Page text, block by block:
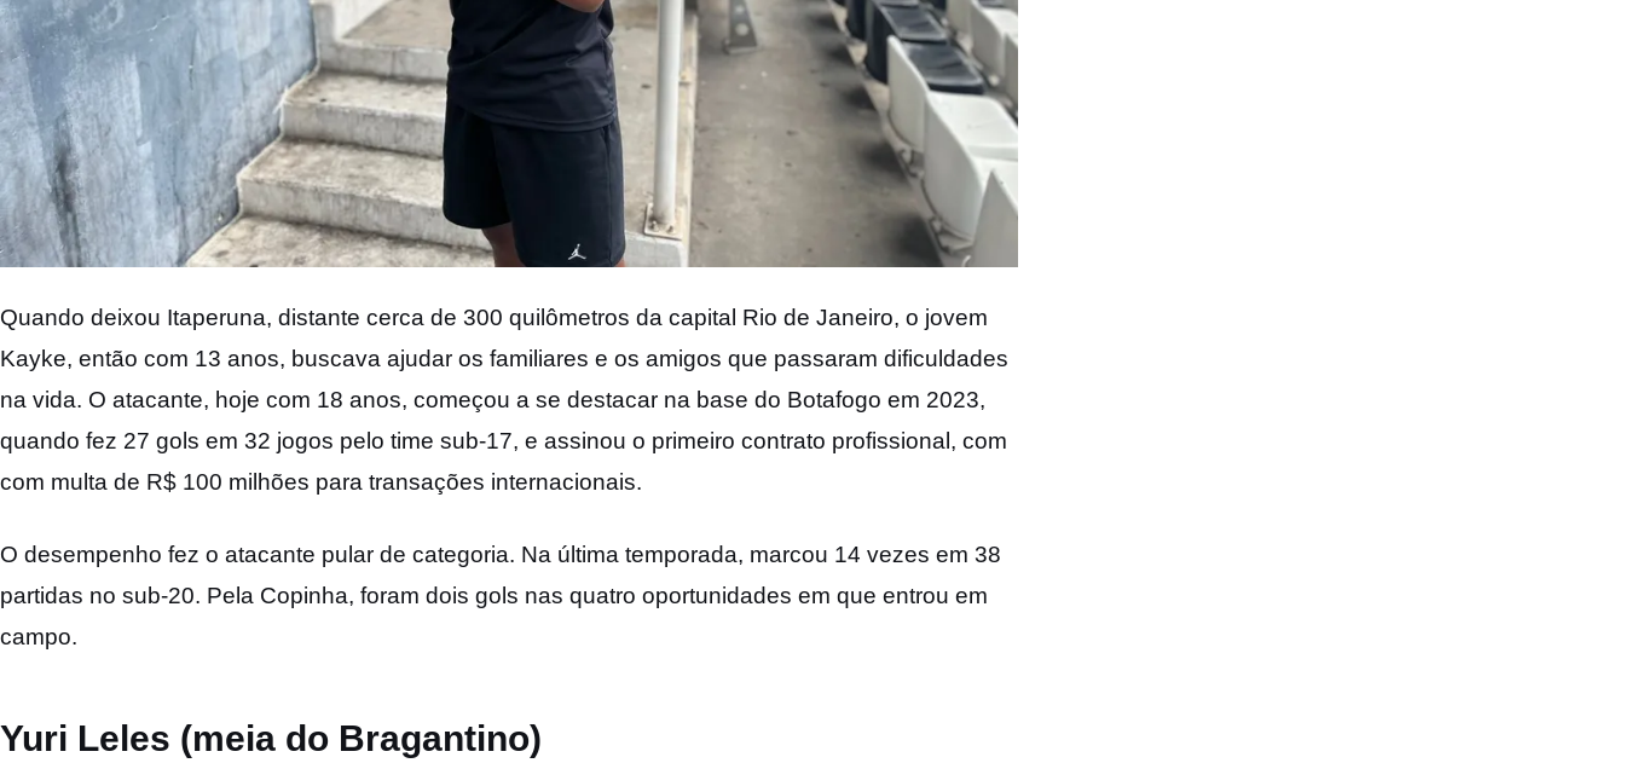
Quando deixou Itaperuna, distante cerca de 300 quilômetros da capital Rio de Janeiro, o jovem
Kayke, então com 13 anos, buscava ajudar os familiares e os amigos que passaram dificuldades
na vida. O atacante, hoje com 18 anos, começou a se destacar na base do Botafogo em 2023,
quando fez 27 gols em 32 jogos pelo time sub-17, e assinou o primeiro contrato profissional, com
com multa de R$ 100 milhões para transações internacionais.
O desempenho fez o atacante pular de categoria. Na última temporada, marcou 14 vezes em 38
partidas no sub-20. Pela Copinha, foram dois gols nas quatro oportunidades em que entrou em
campo.
Yuri Leles (meia do Bragantino)